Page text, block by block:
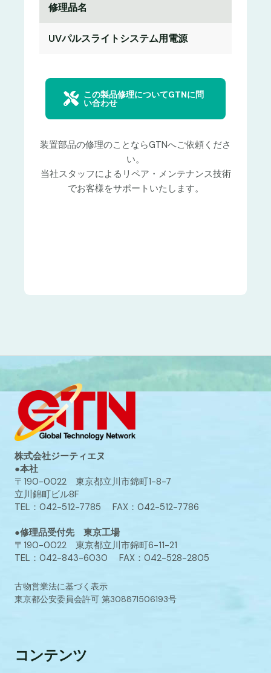
修理品名
UVパルスライトシステム用電源
この製品修理についてGTNに問
い合わせ
装置部品の修理のことならGTNへご依頼くださ
い。
当社スタッフによるリペア・メンテナンス技術
でお客様をサポートいたします。
株式会社ジーティエヌ
●本社
〒190-0022 東京都立川市錦町1-8-7
立川錦町ビル8F
TEL：042-512-7785 FAX：042-512-7786
●修理品受付先 東京工場
〒190-0022 東京都立川市錦町6-11-21
TEL：042-843-6030 FAX：042-528-2805
古物営業法に基づく表示
東京都公安委員会許可 第308871506193号
コンテンツ